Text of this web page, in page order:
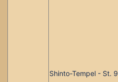
Shinto-Tempel - St. 9